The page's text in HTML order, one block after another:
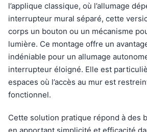
l’applique classique, où l’allumage
interrupteur mural séparé, cette
corps un bouton ou un mécanisme
lumière. Ce montage offre un
indéniable pour un allumage
interrupteur éloigné. Elle est
espaces où l’accès au mur est
fonctionnel.
Cette solution pratique répond à des